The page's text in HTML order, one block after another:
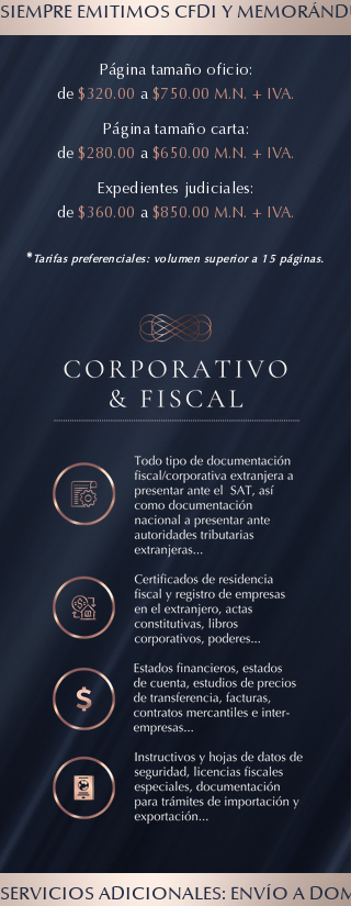
SIEMPRE EMITIMOS CFDI Y
Página tamaño oficio:
de$320.00 a$750.00 M.N. + IVA.
Página tamaño carta:
de$280.00 a$650.00 M.N. + IVA.
Expedientes judiciales:
de$360.00 a$850.00 M.N. + IVA.
*Tarifas preferenciales: volumen superior a 15 páginas.
SERVICIOS ADICIONALES: ENVÍO A